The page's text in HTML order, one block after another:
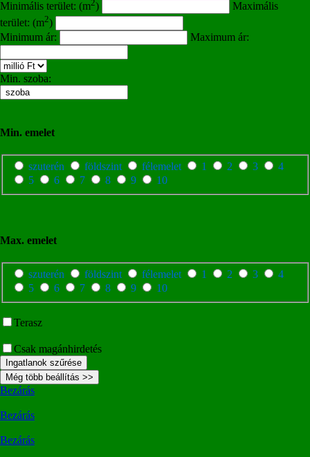
Minimális terület: (m )
Maximális
terület: (m2)
Minimum ár:
Maximum ár:
Min. szoba:
Min. emelet
szuterén földszint félemelet 1 2 3
4
5
6 7 8 9 10
Max. emelet
szuterén földszint félemelet 1 2 3
4
5
6 7 8 9 10
Terasz
Csak magánhirdetés
Ingatlanok szűrése
Még több beállítás >>
Bezárás
Bezárás
Bezárás